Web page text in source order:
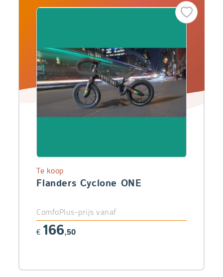
Flanders Cyclone ONE
Te koop
ComfoPlus-prijs vanaf
€ 166,50